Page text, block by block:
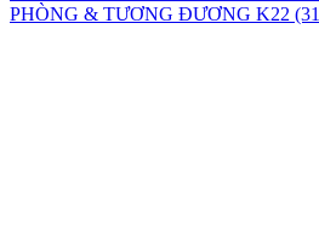
PHÒNG & TƯƠNG ĐƯƠNG K22